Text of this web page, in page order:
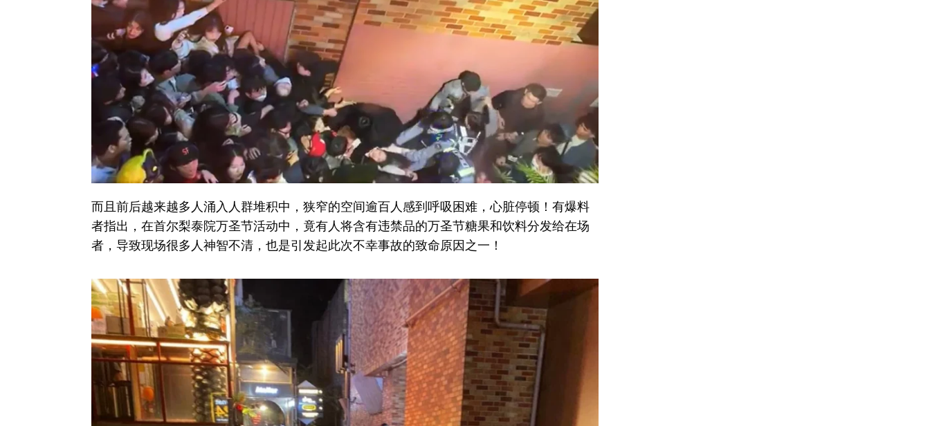
而且前后越来越多人涌入人群堆积中，狭窄的空间逾百人感到呼吸困难，心脏停顿！有爆料
者指出，在首尔梨泰院万圣节活动中，竟有人将含有违禁品的万圣节糖果和饮料分发给在场
者，导致现场很多人神智不清，也是引发起此次不幸事故的致命原因之一！